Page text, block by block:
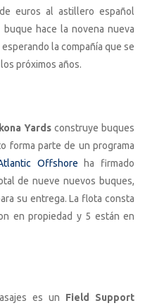
euros al astillero español
buque hace la novena nueva
la compañía que se
próximos años.
Yards construye buques
forma parte de un programa
Offshore ha firmado
de nueve nuevos buques,
su entrega. La flota consta
en propiedad y 5 están en
es un Field Support